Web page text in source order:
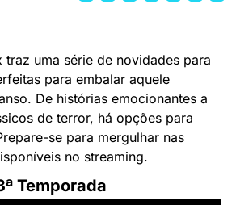
traz uma série de novidades para
para embalar aquele
De histórias emocionantes a
de terror, há opções para
se para mergulhar nas
no streaming.
Temporada